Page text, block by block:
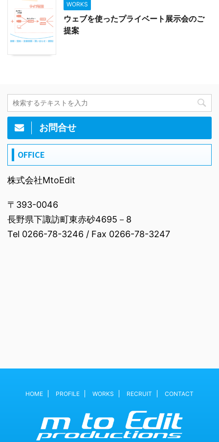
WORKS
ウェブを使ったプライベート展示会のご
提案
お問合せ
OFFICE
株式会社MtoEdit
〒393-0046
長野県下諏訪町東赤砂4695－8
Tel 0266-78-3246 / Fax 0266-78-3247
HOME PROFILE WORKS RECRUIT CONTACT